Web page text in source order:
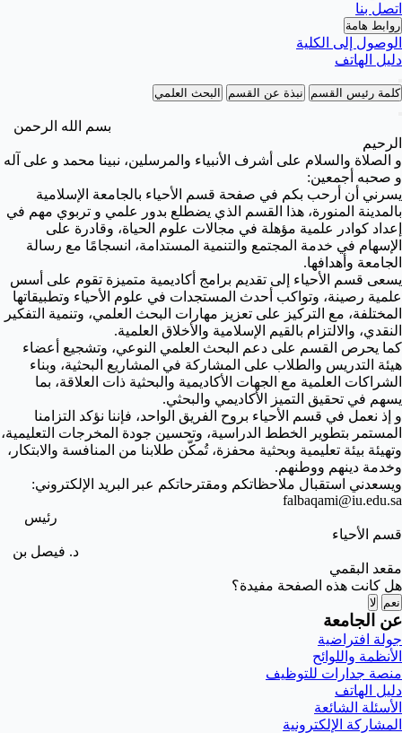
اتصل بنا
روابط هامة
الوصول إلى الكلية
دليل الهاتف
كلمة رئيس القسم نبذة عن القسم البحث العلمي
بسم الله الرحمن
الرحيم
و الصلاة والسلام على أشرف الأنبياء والمرسلين، نبينا محمد و على آله
و صحبه أجمعين:
يسرني أن أرحب بكم في صفحة قسم الأحياء بالجامعة الإسلامية
بالمدينة المنورة، هذا القسم الذي يضطلع بدور علمي و تربوي مهم في
إعداد كوادر علمية مؤهلة في مجالات علوم الحياة، وقادرة على
الإسهام في خدمة المجتمع والتنمية المستدامة، انسجامًا مع رسالة
الجامعة وأهدافها.
يسعى قسم الأحياء إلى تقديم برامج أكاديمية متميزة تقوم على أسس
علمية رصينة، وتواكب أحدث المستجدات في علوم الأحياء وتطبيقاتها
المختلفة، مع التركيز على تعزيز مهارات البحث العلمي، وتنمية التفكير
النقدي، والالتزام بالقيم الإسلامية والأخلاق العلمية.
كما يحرص القسم على دعم البحث العلمي النوعي، وتشجيع أعضاء
هيئة التدريس والطلاب على المشاركة في المشاريع البحثية، وبناء
الشراكات العلمية مع الجهات الأكاديمية والبحثية ذات العلاقة، بما
يسهم في تحقيق التميز الأكاديمي والبحثي.
و إذ نعمل في قسم الأحياء بروح الفريق الواحد، فإننا نؤكد التزامنا
المستمر بتطوير الخطط الدراسية، وتحسين جودة المخرجات التعليمية،
وتهيئة بيئة تعليمية وبحثية محفزة، تُمكّن طلابنا من المنافسة والابتكار،
وخدمة دينهم ووطنهم.
ويسعدني استقبال ملاحظاتكم ومقترحاتكم عبر البريد الإلكتروني:
falbaqami@iu.edu.sa
رئيس
قسم الأحياء
د. فيصل بن
مقعد البقمي
هل كانت هذه الصفحة مفيدة؟
نعم لا
عن الجامعة
جولة افتراضية
الأنظمة واللوائح
منصة جدارات للتوظيف
دليل الهاتف
الأسئلة الشائعة
المشاركة الإلكترونية